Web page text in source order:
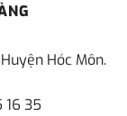
Hóc Môn.
35